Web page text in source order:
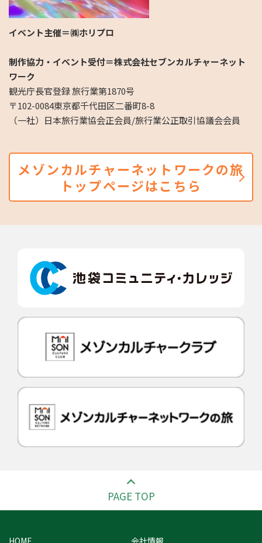
イベント主催＝㈱ホリプロ
制作協力・イベント受付＝株式会社セブンカルチャーネット
ワーク
観光庁長官登録 旅行業第1870号
〒102-0084東京都千代田区二番町8-8
（一社）日本旅行業協会正会員/旅行業公正取引協議会会員
メゾンカルチャーネットワークの旅
トップページはこちら
PAGE TOP